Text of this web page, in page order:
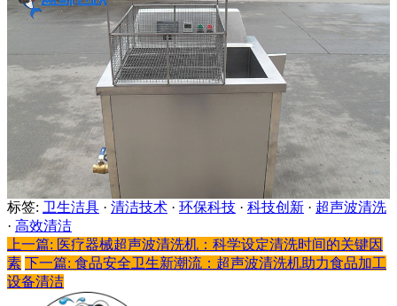
标签: 卫生洁具 · 清洁技术 · 环保科技 · 科技创新 · 超声波清洗
· 高效清洁
上一篇: 医疗器械超声波清洗机：科学设定清洗时间的关键因
素 下一篇: 食品安全卫生新潮流：超声波清洗机助力食品加工
设备清洁